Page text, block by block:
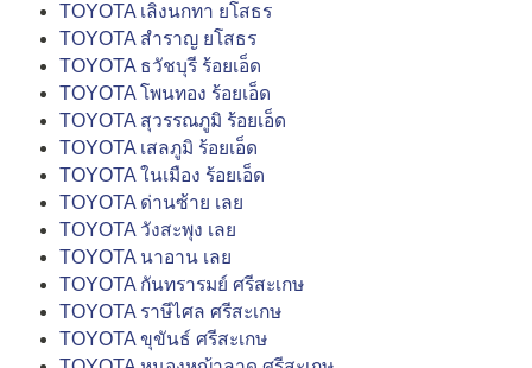
TOYOTA เลิงนกทา ยโสธร
TOYOTA สำราญ ยโสธร
TOYOTA ธวัชบุรี ร้อยเอ็ด
TOYOTA โพนทอง ร้อยเอ็ด
TOYOTA สุวรรณภูมิ ร้อยเอ็ด
TOYOTA เสลภูมิ ร้อยเอ็ด
TOYOTA ในเมือง ร้อยเอ็ด
TOYOTA ด่านซ้าย เลย
TOYOTA วังสะพุง เลย
TOYOTA นาอาน เลย
TOYOTA กันทรารมย์ ศรีสะเกษ
TOYOTA ราษีไศล ศรีสะเกษ
TOYOTA ขุขันธ์ ศรีสะเกษ